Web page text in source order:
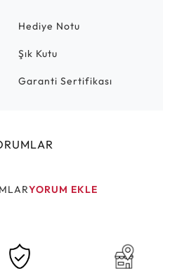
Hediye Notu
Şık Kutu
Garanti Sertifikası
YORUM EKLE